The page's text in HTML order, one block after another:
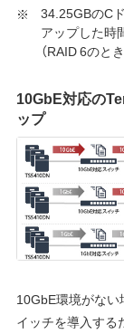
34.25GBのC
アップした時
（RAID 6のとき
10GbE対応の
ップ
10GbE環境がない
イッチを導入する